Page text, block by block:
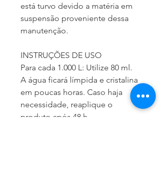
está turvo devido a matéria em
suspensão proveniente dessa
manutenção.
INSTRUÇÕES DE USO
Para cada 1.000 L: Utilize 80 ml.
A água ficará límpida e cristalina
em poucas horas. Caso haja
necessidade, reaplique o
produto após 48 h.